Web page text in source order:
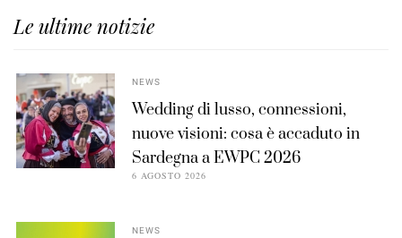
Le ultime notizie
NEWS
Wedding di lusso, connessioni,
nuove visioni: cosa è accaduto in
Sardegna a EWPC 2026
6 AGOSTO 2026
NEWS